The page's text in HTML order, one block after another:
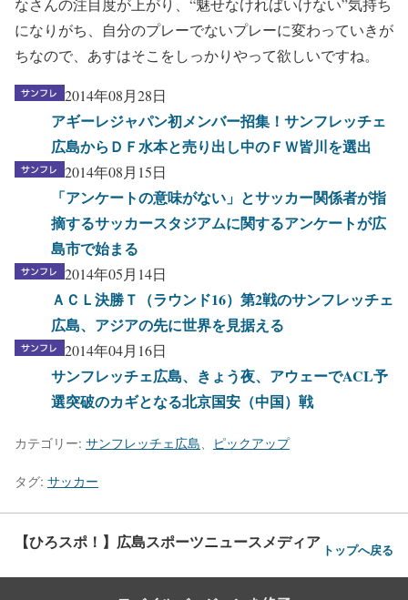
になりがち、自分のプレーでないプレーに変わっていきが
ちなので、あすはそこをしっかりやって欲しいですね。
2014年08月28日
アギーレジャパン初メンバー招集！サンフレッチェ
広島からＤＦ水本と売り出し中のＦＷ皆川を選出
2014年08月15日
「アンケートの意味がない」とサッカー関係者が指
摘するサッカースタジアムに関するアンケートが広
島市で始まる
2014年05月14日
ＡＣＬ決勝Ｔ（ラウンド16）第2戦のサンフレッチェ
広島、アジアの先に世界を見据える
2014年04月16日
サンフレッチェ広島、きょう夜、アウェーでACL予
選突破のカギとなる北京国安（中国）戦
カテゴリー: サンフレッチェ広島 ピックアップ
タグ: サッカー
【ひろスポ！】広島スポーツニュースメディア トップへ戻る